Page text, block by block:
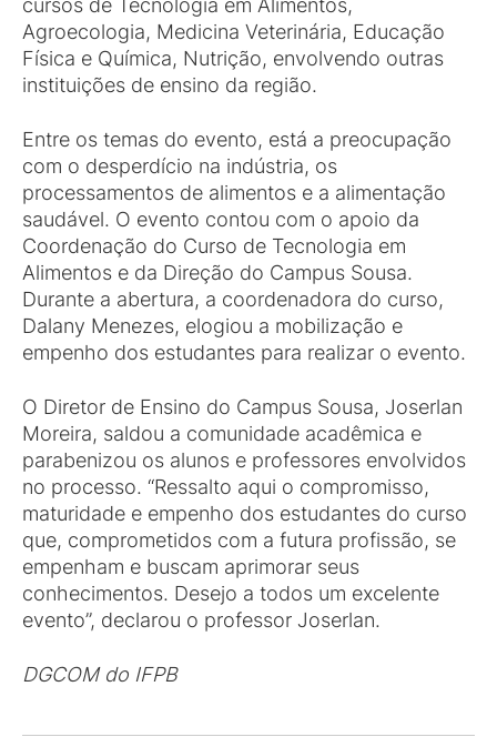
cursos de Tecnologia em Alimentos,
Agroecologia, Medicina Veterinária, Educação
Física e Química, Nutrição, envolvendo outras
instituições de ensino da região.
Entre os temas do evento, está a preocupação
com o desperdício na indústria, os
processamentos de alimentos e a alimentação
saudável. O evento contou com o apoio da
Coordenação do Curso de Tecnologia em
Alimentos e da Direção do Campus Sousa.
Durante a abertura, a coordenadora do curso,
Dalany Menezes, elogiou a mobilização e
empenho dos estudantes para realizar o evento.
O Diretor de Ensino do Campus Sousa, Joserlan
Moreira, saldou a comunidade acadêmica e
parabenizou os alunos e professores envolvidos
no processo. “Ressalto aqui o compromisso,
maturidade e empenho dos estudantes do curso
que, comprometidos com a futura profissão, se
empenham e buscam aprimorar seus
conhecimentos. Desejo a todos um excelente
evento”, declarou o professor Joserlan.
DGCOM do IFPB